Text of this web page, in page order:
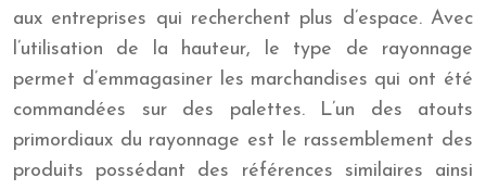
aux entreprises qui recherchent plus d’espace. Avec
l’utilisation de la hauteur, le type de rayonnage
permet d’emmagasiner les marchandises qui ont été
commandées sur des palettes. L’un des atouts
primordiaux du rayonnage est le rassemblement des
produits possédant des références similaires ainsi